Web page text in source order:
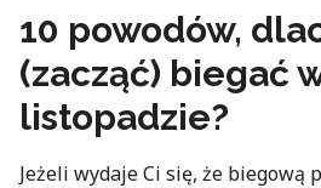
10 powodów,
(zacząć) biegać
listopadzie?
Jeżeli wydaje Ci się, że biegową